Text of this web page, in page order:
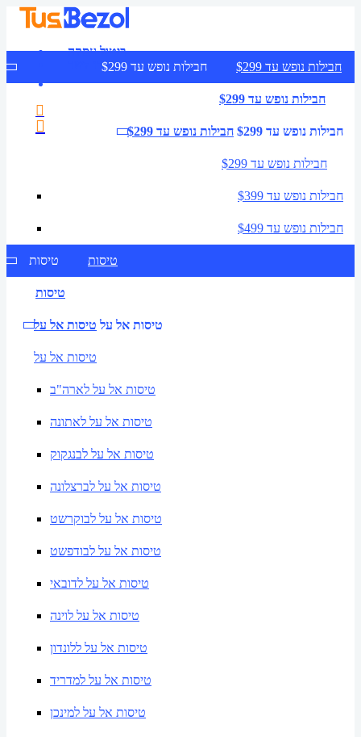
ביטול עסקה
צרו קשר
חבילות נופש עד $299 חבילות נופש עד $299
חבילות נופש עד $299
חבילות נופש עד $299 חבילות נופש עד $299
חבילות נופש עד $299
חבילות נופש עד $399
חבילות נופש עד $499
טיסות טיסות
טיסות
טיסות אל על טיסות אל על
טיסות אל על
טיסות אל על לארה"ב
טיסות אל על לאתונה
טיסות אל על לבנגקוק
טיסות אל על לברצלונה
טיסות אל על לבוקרשט
טיסות אל על לבודפשט
טיסות אל על לדובאי
טיסות אל על לוינה
טיסות אל על ללונדון
טיסות אל על למדריד
טיסות אל על למינכן